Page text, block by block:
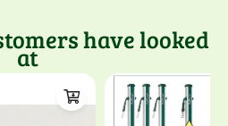
have looked
at